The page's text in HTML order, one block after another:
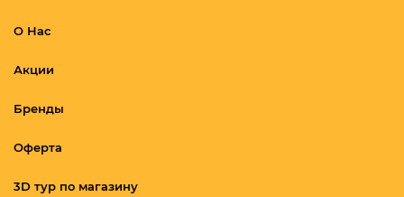
О Нас
Акции
Бренды
Оферта
3D тур по магазину